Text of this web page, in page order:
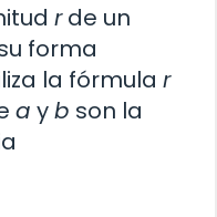
rde un
forma
la fórmula r
a yb son la